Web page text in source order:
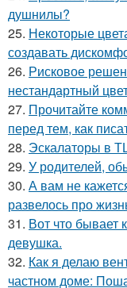
душнилы?
25. Некоторые
создавать
26. Рисковое
нестандартный
27. Прочитайте
перед тем, как
28. Эскалаторы в
29. У родителей,
30. А вам не
развелось про
31. Вот что бывает
девушка.
32. Как я делаю
частном доме: